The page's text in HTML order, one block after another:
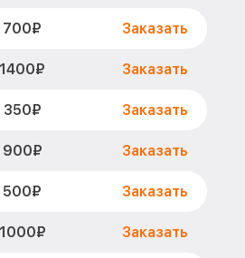
700₽ Заказать
Заказать
350₽ Заказать
900₽ Заказать
500₽ Заказать
Заказать